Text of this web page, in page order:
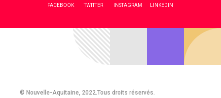
FACEBOOK TWITTER INSTAGRAM LINKEDIN
© Nouvelle-Aquitaine, 2022.Tous droits réservés.